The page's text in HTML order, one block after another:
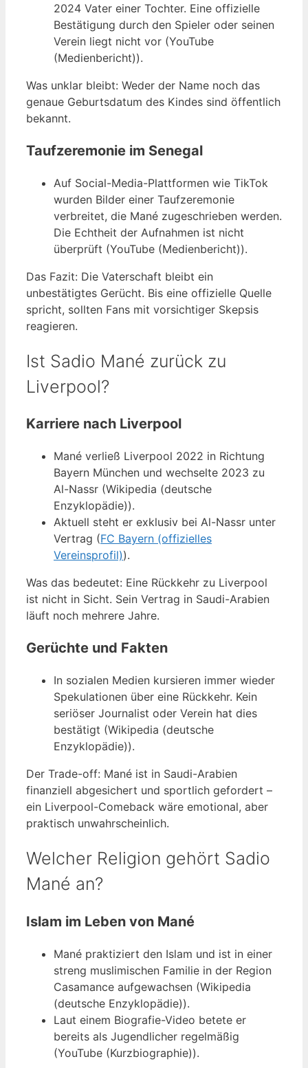
2024 Vater einer Tochter. Eine offizielle
Bestätigung durch den Spieler oder seinen
Verein liegt nicht vor (YouTube
(Medienbericht)).
Was unklar bleibt: Weder der Name noch das
genaue Geburtsdatum des Kindes sind öffentlich
bekannt.
Taufzeremonie im Senegal
Auf Social-Media-Plattformen wie TikTok
wurden Bilder einer Taufzeremonie
verbreitet, die Mané zugeschrieben werden.
Die Echtheit der Aufnahmen ist nicht
überprüft (YouTube (Medienbericht)).
Das Fazit: Die Vaterschaft bleibt ein
unbestätigtes Gerücht. Bis eine offizielle Quelle
spricht, sollten Fans mit vorsichtiger Skepsis
reagieren.
Ist Sadio Mané zurück zu
Liverpool?
Karriere nach Liverpool
Mané verließ Liverpool 2022 in Richtung
Bayern München und wechselte 2023 zu
Al-Nassr (Wikipedia (deutsche
Enzyklopädie)).
Aktuell steht er exklusiv bei Al-Nassr unter
Vertrag (FC Bayern (offizielles
Vereinsprofil)).
Was das bedeutet: Eine Rückkehr zu Liverpool
ist nicht in Sicht. Sein Vertrag in Saudi-Arabien
läuft noch mehrere Jahre.
Gerüchte und Fakten
In sozialen Medien kursieren immer wieder
Spekulationen über eine Rückkehr. Kein
seriöser Journalist oder Verein hat dies
bestätigt (Wikipedia (deutsche
Enzyklopädie)).
Der Trade-off: Mané ist in Saudi-Arabien
finanziell abgesichert und sportlich gefordert –
ein Liverpool-Comeback wäre emotional, aber
praktisch unwahrscheinlich.
Welcher Religion gehört Sadio
Mané an?
Islam im Leben von Mané
Mané praktiziert den Islam und ist in einer
streng muslimischen Familie in der Region
Casamance aufgewachsen (Wikipedia
(deutsche Enzyklopädie)).
Laut einem Biografie-Video betete er
bereits als Jugendlicher regelmäßig
(YouTube (Kurzbiographie)).